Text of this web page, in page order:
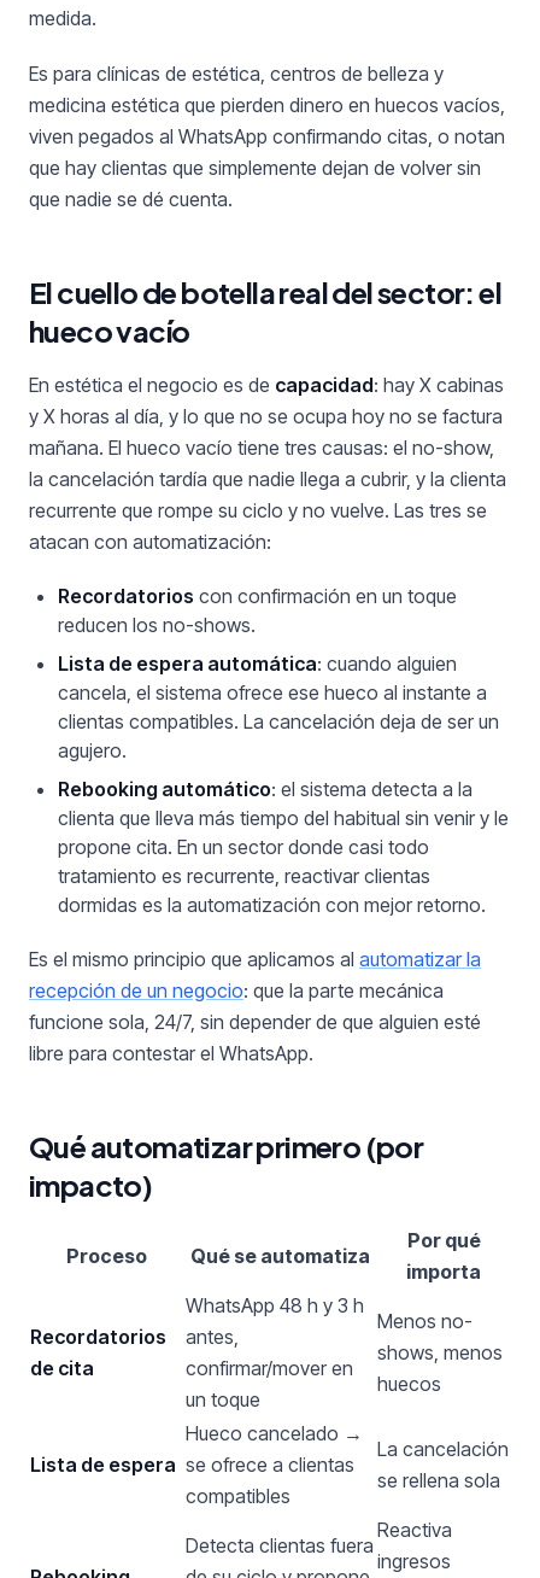
medida.
Es para clínicas de estética, centros de belleza y
medicina estética que pierden dinero en huecos vacíos,
viven pegados al WhatsApp confirmando citas, o notan
que hay clientas que simplemente dejan de volver sin
que nadie se dé cuenta.
El cuello de botella real del sector: el
hueco vacío
En estética el negocio es de capacidad: hay X cabinas
y X horas al día, y lo que no se ocupa hoy no se factura
mañana. El hueco vacío tiene tres causas: el no-show,
la cancelación tardía que nadie llega a cubrir, y la clienta
recurrente que rompe su ciclo y no vuelve. Las tres se
atacan con automatización:
Recordatorios con confirmación en un toque
reducen los no-shows.
Lista de espera automática: cuando alguien
cancela, el sistema ofrece ese hueco al instante a
clientas compatibles. La cancelación deja de ser un
agujero.
Rebooking automático: el sistema detecta a la
clienta que lleva más tiempo del habitual sin venir y le
propone cita. En un sector donde casi todo
tratamiento es recurrente, reactivar clientas
dormidas es la automatización con mejor retorno.
Es el mismo principio que aplicamos al automatizar la
recepción de un negocio: que la parte mecánica
funcione sola, 24/7, sin depender de que alguien esté
libre para contestar el WhatsApp.
Qué automatizar primero (por
impacto)
Proceso Qué se automatiza
Por qué
importa
Recordatorios
de cita
WhatsApp 48 h y 3 h
antes,
confirmar/mover en
un toque
Menos no-
shows, menos
huecos
Lista de espera
Hueco cancelado →
se ofrece a clientas
compatibles
La cancelación
se rellena sola
Detecta clientas fuera
Reactiva
ingresos